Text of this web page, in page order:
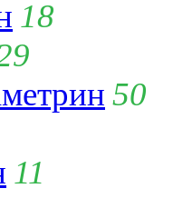
18
50
11